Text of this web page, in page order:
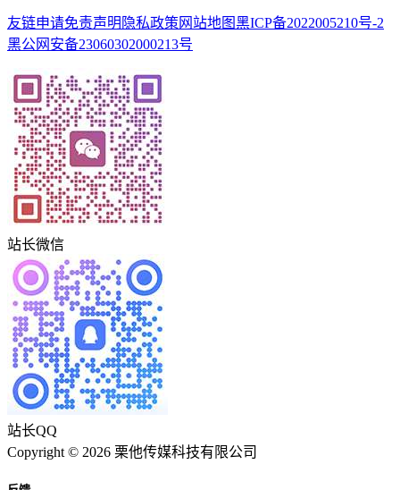
友链申请免责声明 隐私政策 网站地图黑ICP备2022005210号-2
黑公网安备23060302000213号
站长微信
站长QQ
Copyright © 2026 栗他传媒科技有限公司